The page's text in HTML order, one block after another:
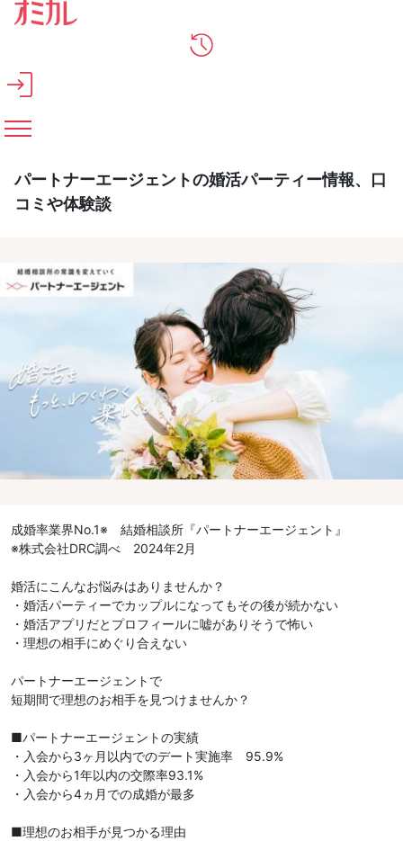
メインコンテンツへスキップ
パートナーエージェントの婚活パーティー情報、口
コミや体験談
成婚率業界No.1※ 結婚相談所『パートナーエージェント』
※株式会社DRC調べ 2024年2月
婚活にこんなお悩みはありませんか？
・婚活パーティーでカップルになってもその後が続かない
・婚活アプリだとプロフィールに嘘がありそうで怖い
・理想の相手にめぐり合えない
パートナーエージェントで
短期間で理想のお相手を見つけませんか？
■パートナーエージェントの実績
・入会から3ヶ月以内でのデート実施率 95.9%
・入会から1年以内の交際率93.1%
・入会から4ヵ月での成婚が最多
■理想のお相手が見つかる理由